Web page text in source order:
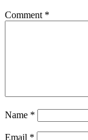
Comment *
Name *
Email *